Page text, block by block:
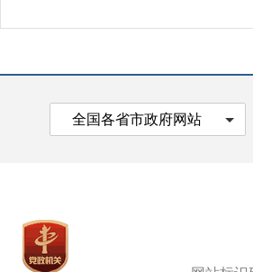
全国各省市政府网站